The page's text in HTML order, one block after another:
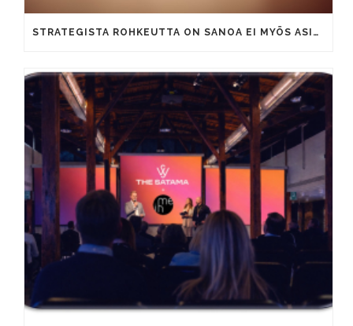
STRATEGISTA ROHKEUTTA ON SANOA EI MYÖS ASIAKKAILLE